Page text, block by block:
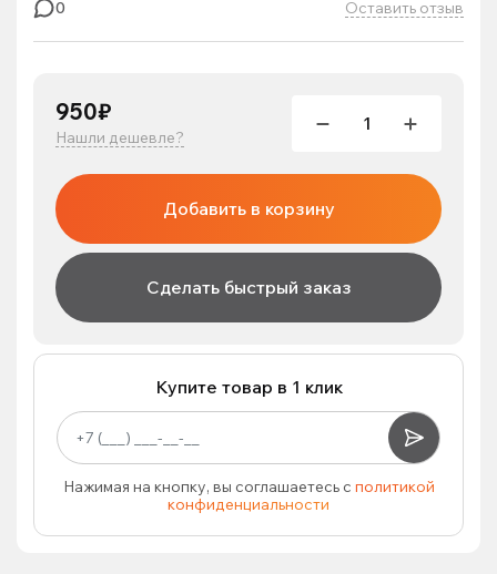
0 Оставить отзыв
950₽
Нашли дешевле?
Добавить в корзину
Сделать быстрый заказ
Купите товар в 1 клик
Нажимая на кнопку, вы соглашаетесь с политикой
конфиденциальности